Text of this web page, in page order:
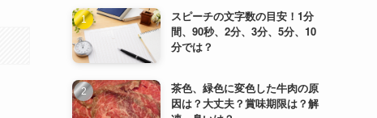
スピーチの文字数の目安！1分
間、90秒、2分、3分、5分、10
分では？
茶色、緑色に変色した牛肉の原
因は？大丈夫？賞味期限は？解